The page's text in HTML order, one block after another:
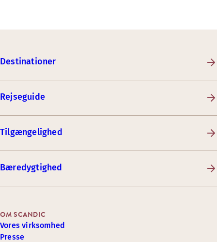
Destinationer
Rejseguide
Tilgængelighed
Bæredygtighed
OM SCANDIC
Vores virksomhed
Presse